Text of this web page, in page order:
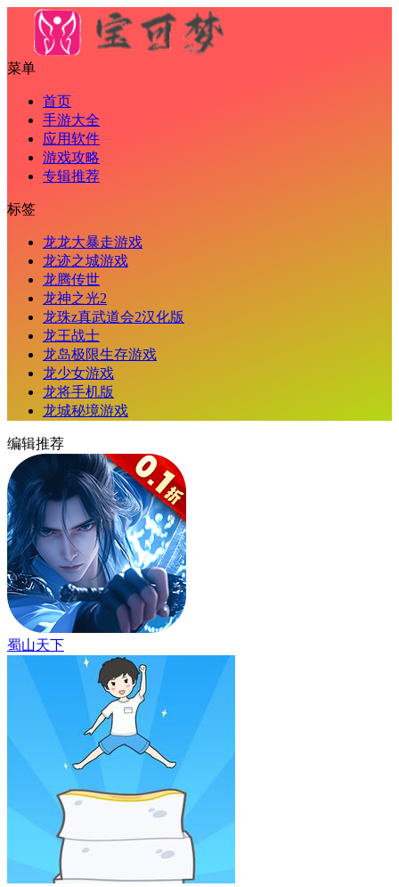
菜单
首页
手游大全
应用软件
游戏攻略
专辑推荐
标签
龙龙大暴走游戏
龙迹之城游戏
龙腾传世
龙神之光2
龙珠z真武道会2汉化版
龙王战士
龙岛极限生存游戏
龙少女游戏
龙将手机版
龙城秘境游戏
编辑推荐
蜀山天下